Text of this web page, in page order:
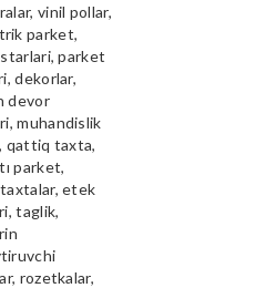
vinil pollar,
parket,
parket
dekorlar,
devor
muhandislik
qattiq taxta,
parket,
etek
taglik,
rozetkalar,